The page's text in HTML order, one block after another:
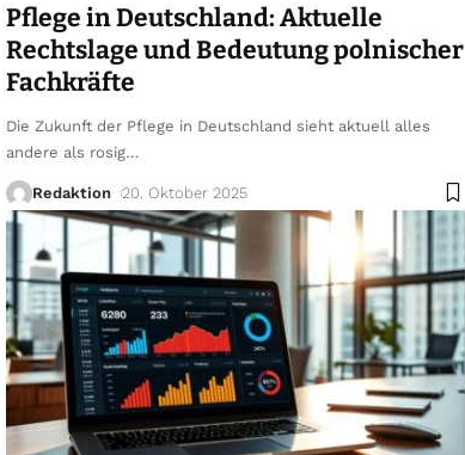
Pflege in Deutschland: Aktuelle
Rechtslage und Bedeutung polnischer
Fachkräfte
Die Zukunft der Pflege in Deutschland sieht aktuell alles
andere als rosig…
Redaktion 20. Oktober 2025